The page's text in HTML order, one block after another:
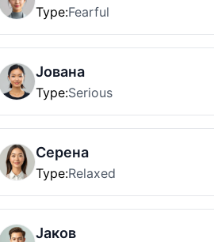
Type:Fearful
Јована
Type:Serious
Серена
Type:Relaxed
Јаков